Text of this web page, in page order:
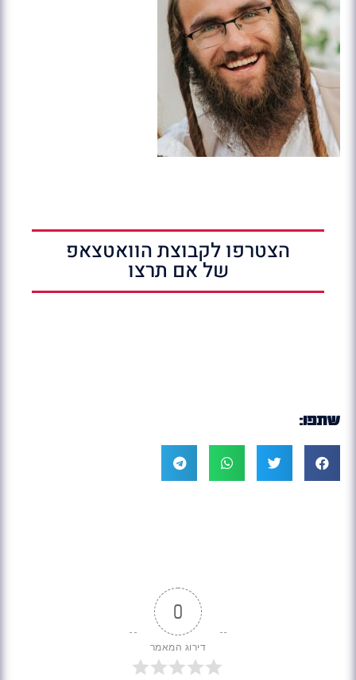
הצטרפו לקבוצת הוואטצאפ
של אם תרצו
שתפו:
0
דירוג המאמר